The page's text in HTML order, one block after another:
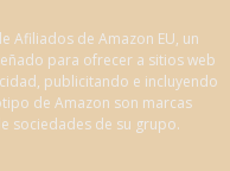
Afiliados de Amazon EU, un
para ofrecer a sitios web
publicitando e incluyendo
de Amazon son marcas
sociedades de su grupo.